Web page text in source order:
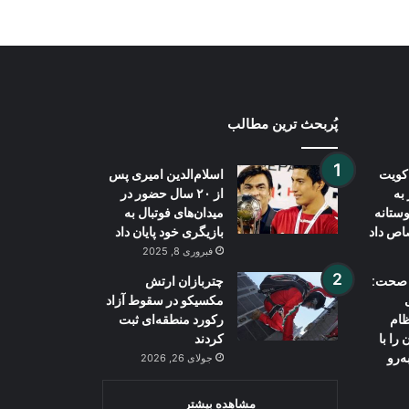
به
داد
صحت:
با
پُربحث ترین مطالب
اسلام‌الدین امیری پس
از ۲۰ سال حضور در
میدان‌های فوتبال به
بازیگری خود پایان داد
فبروری 8, 2025
چتربازان ارتش
مکسیکو در سقوط آزاد
رکورد منطقه‌ای ثبت
کردند
جولای 26, 2026
مشاهده بیشتر